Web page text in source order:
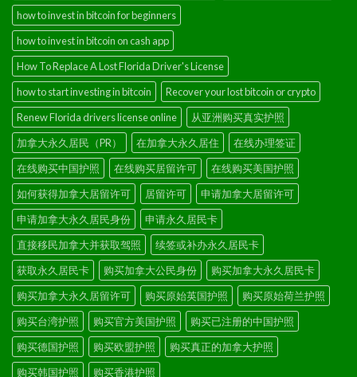
how to invest in bitcoin for beginners
how to invest in bitcoin on cash app
How To Replace A Lost Florida Driver's License
how to start investing in bitcoin
Recover your lost bitcoin or crypto
Renew Florida drivers license online
从亚洲购买真实护照
加拿大永久居民（PR）
在加拿大永久居住
在线办理签证
在线购买中国护照
在线购买居留许可
在线购买美国护照
如何获得加拿大居留许可
居留许可
申请加拿大居留许可
申请加拿大永久居民身份
申请永久居民卡
直接移民加拿大并获取驾照
续签或补办永久居民卡
获取永久居民卡
购买加拿大公民身份
购买加拿大永久居民卡
购买加拿大永久居留许可
购买原始英国护照
购买原始荷兰护照
购买台湾护照
购买官方美国护照
购买已注册的中国护照
购买德国护照
购买欧盟护照
购买真正的加拿大护照
购买韩国护照
购买香港护照